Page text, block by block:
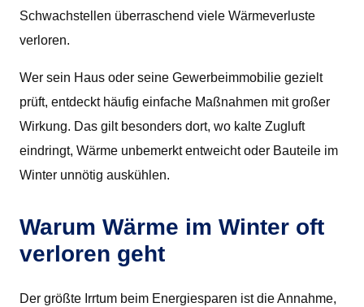
Schwachstellen überraschend viele Wärmeverluste
verloren.
Wer sein Haus oder seine Gewerbeimmobilie gezielt
prüft, entdeckt häufig einfache Maßnahmen mit großer
Wirkung. Das gilt besonders dort, wo kalte Zugluft
eindringt, Wärme unbemerkt entweicht oder Bauteile im
Winter unnötig auskühlen.
Warum Wärme im Winter oft
verloren geht
Der größte Irrtum beim Energiesparen ist die Annahme,